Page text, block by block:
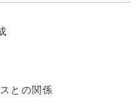
との関係